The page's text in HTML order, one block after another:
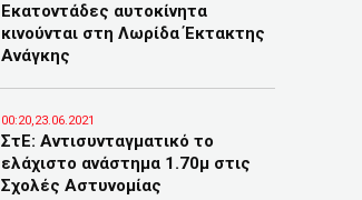
Εκατοντάδες αυτοκίνητα
κινούνται στη Λωρίδα Έκτακτης
Ανάγκης
00:20,23.06.2021
ΣτΕ: Αντισυνταγματικό το
ελάχιστο ανάστημα 1.70μ στις
Σχολές Αστυνομίας